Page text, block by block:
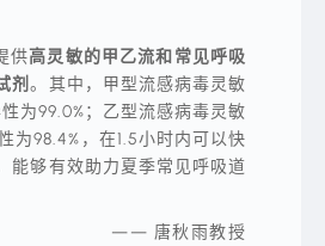
供高灵敏的甲乙流和常见呼吸
剂。其中，甲型流感病毒灵敏
为99.0%；乙型流感病毒灵敏
为98.4%，在1.5小时内可以快
能够有效助力夏季常见呼吸道
—— 唐秋雨教授